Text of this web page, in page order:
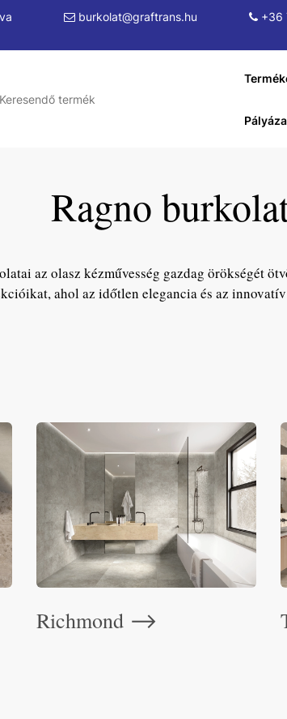
burkolat@graftrans.hu +36
Ragno
az olasz kézművesség gazdag örökségét
ahol az időtlen elegancia és az
Richmond ⟶